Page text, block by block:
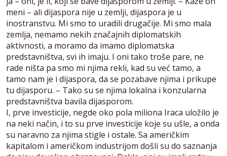
meni – ali dijaspora nije u zemlji, dijaspora je u
inostranstvu. Mi smo to uradili drugačije. Mi smo mala
zemlja, nemamo nekih značajnih diplomatskih
aktivnosti, a moramo da imamo diplomatska
predstavništva, svi ih imaju. I oni tako troše pare, ne
rade ništa pa smo mi njima rekli, kad su već tamo, a
tamo nam je i dijaspora, da se pozabave njima i prikupe
tu dijasporu. – Tako su se njima lokalna i konzularna
predstavništva bavila dijasporom.
I, prve investicije, negde oko pola miliona Iraca uložilo je
na neki način, i to su prve investicije koje su ušle, a onda
su naravno za njima stigle i ostale. Sa američkim
kapitalom i američkom industrijom došli su do saznanja